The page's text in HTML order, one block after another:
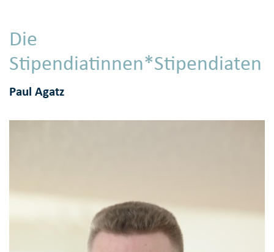
Die
Stipendiatinnen*Stipendiaten
Paul Agatz